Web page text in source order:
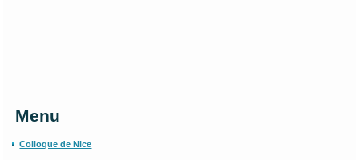
Menu
Colloque de Nice